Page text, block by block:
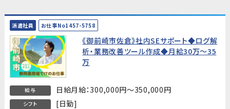
派遣社員 お仕事No1457-5758
《御前崎市佐倉》社内SEサポート◆ログ解
析・業務改善ツール作成◆月給30万～35
万
給与 日給月給：300,000円～350,000円
シフト [日勤]